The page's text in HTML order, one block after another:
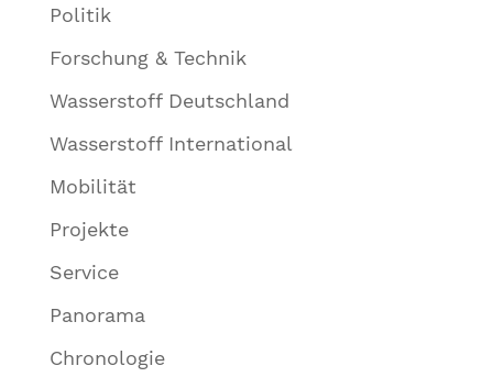
Politik
Forschung & Technik
Wasserstoff Deutschland
Wasserstoff International
Mobilität
Projekte
Service
Panorama
Chronologie